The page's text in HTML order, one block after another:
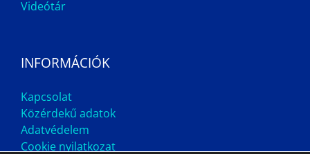
Videótár
INFORMÁCIÓK
Kapcsolat
Közérdekű adatok
Adatvédelem
Cookie nyilatkozat